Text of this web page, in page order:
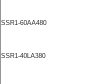
SSR1-60AA480
SSR1-40LA380